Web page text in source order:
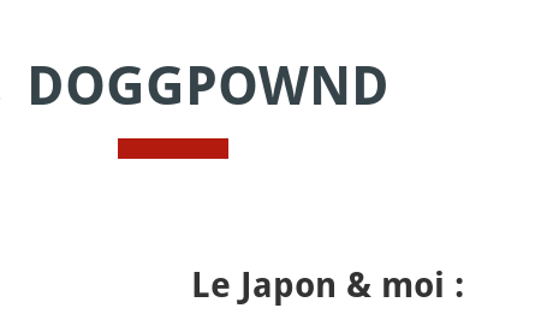
DOGGPOWND
Le Japon & moi :